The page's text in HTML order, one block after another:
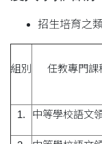
招生培育之
組別
任教專門課
1. 中等學校語文